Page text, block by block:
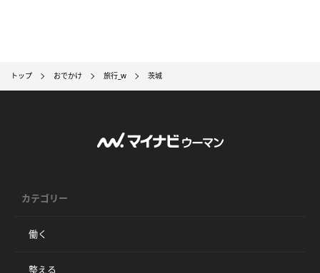
トップ おでかけ 旅行_w 茨城
カテゴリー
働く
整える